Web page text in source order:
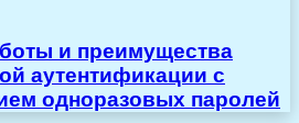
и преимущества
аутентификации с
одноразовых паролей